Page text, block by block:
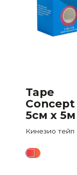
Tape
Concept
5см х 5м
Кинезио тейп